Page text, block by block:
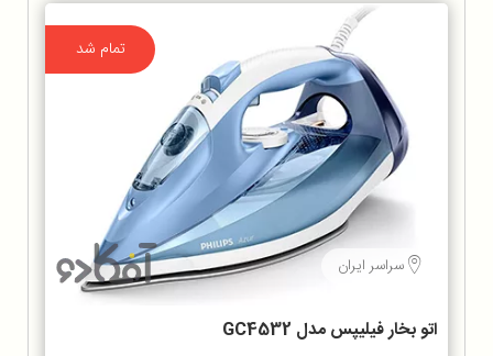
تمام شد
سراسر ایران
اتو بخار فیلیپس مدل GC4532